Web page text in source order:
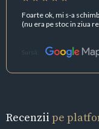
Foarte ok, mi s-a
(nu era pe stoc in ziua
Sursă:
Recenzii pe